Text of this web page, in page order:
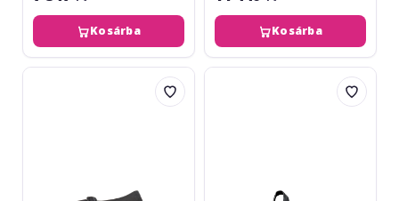
Kosárba Kosárba
Daddario
Ortega